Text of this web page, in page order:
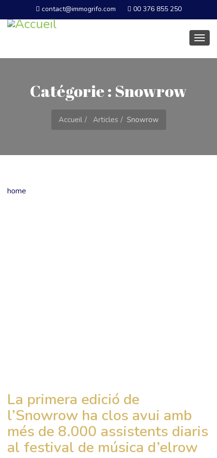
contact@immogrifo.com 00 376 855 250
Catégorie : Snowrow
Accueil Articles Snowrow
home
La primera edició de
l’Snowrow ha clos avui amb
més de 8.000 assistents diaris
al festival de música d’elrow